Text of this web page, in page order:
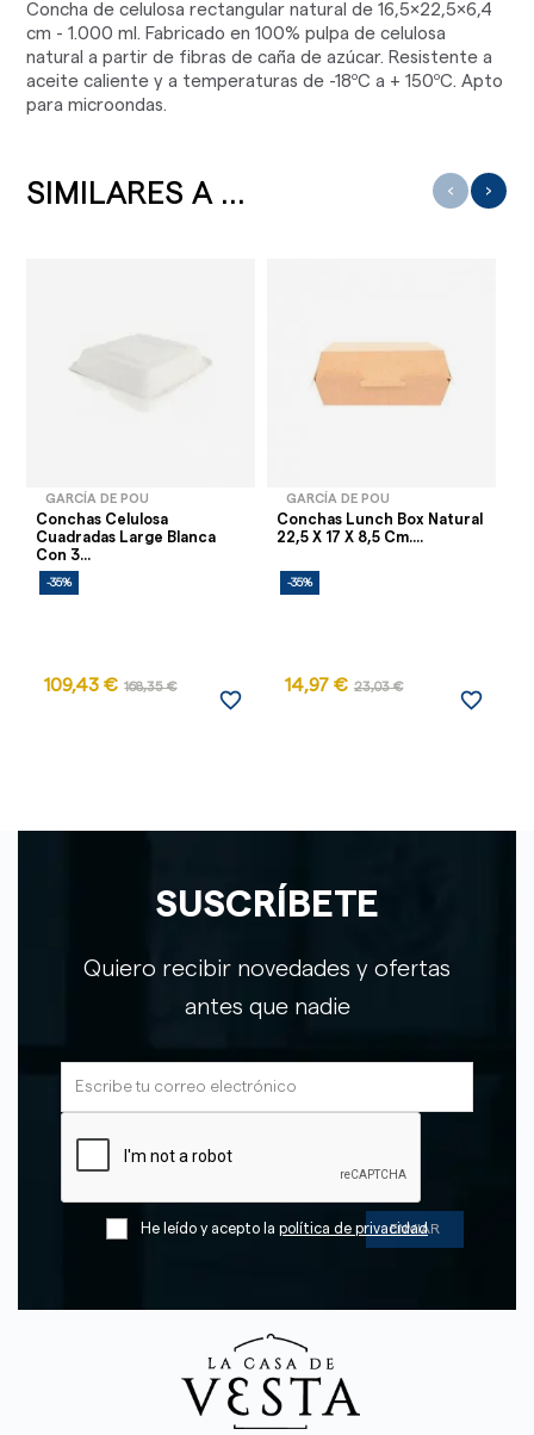
Concha de celulosa rectangular natural de 16,5x22,5x6,4
cm - 1.000 ml. Fabricado en 100% pulpa de celulosa
natural a partir de fibras de caña de azúcar. Resistente a
aceite caliente y a temperaturas de -18ºC a + 150ºC. Apto
para microondas.
SIMILARES A ...
GARCÍA DE POU
Conchas Celulosa
Cuadradas Large Blanca
Con 3...
-35%
109,43 € 168,35 €
favorite_border
GARCÍA DE POU
Conchas Lunch Box Natural
22,5 X 17 X 8,5 Cm....
-35%
14,97 € 23,03 €
favorite_border
‹ ›
SUSCRÍBETE
Quiero recibir novedades y ofertas
antes que nadie
He leído y acepto la política de privacidad